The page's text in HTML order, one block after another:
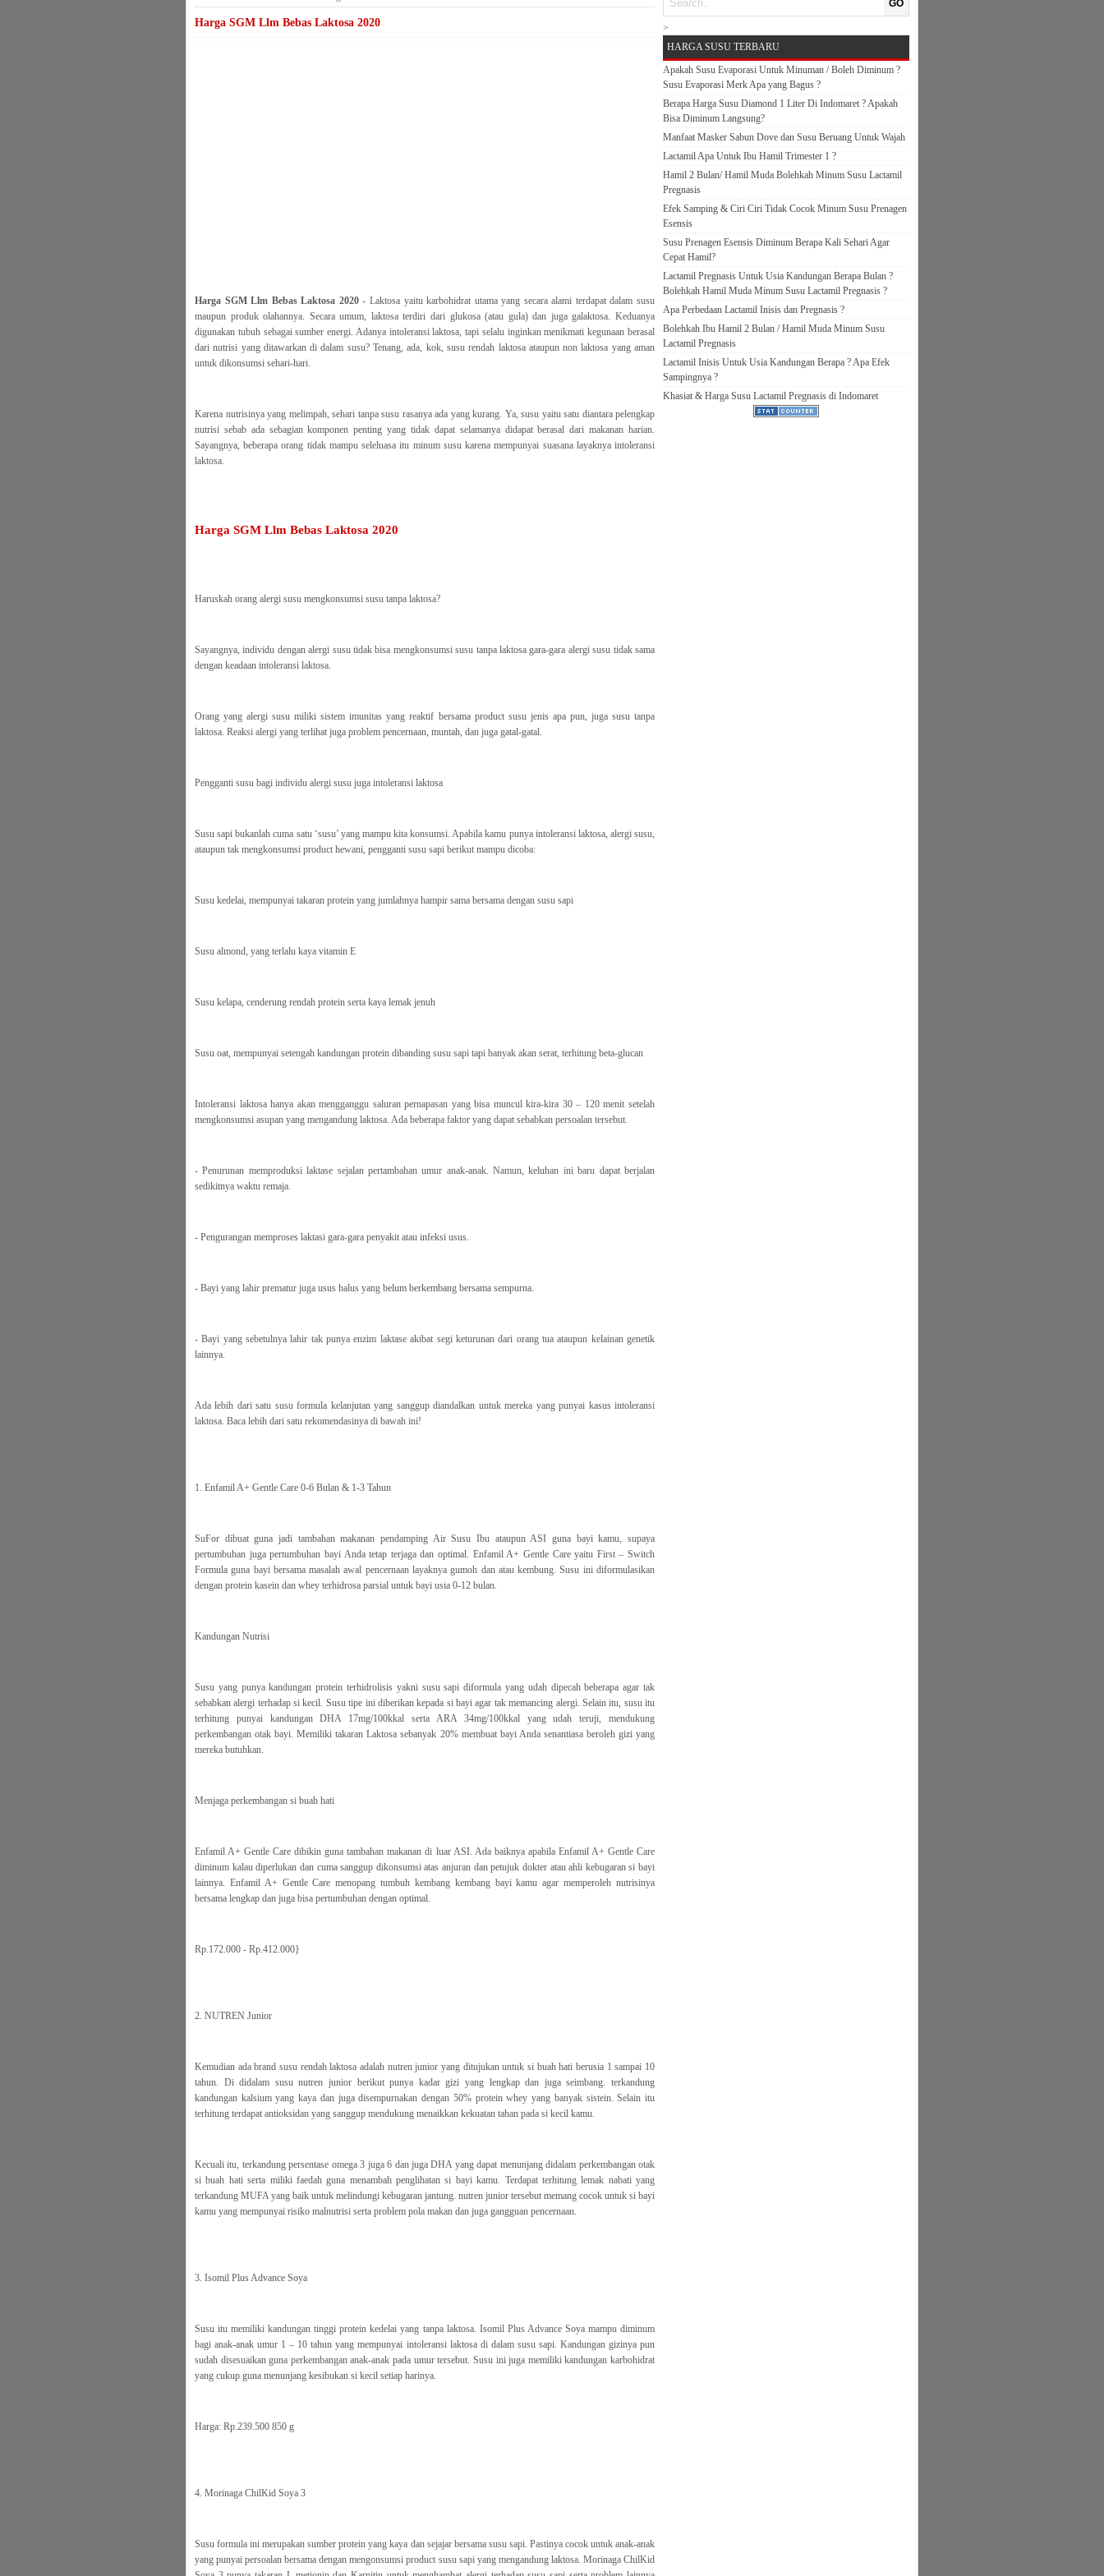
Harga SGM Llm Bebas Laktosa 2020
Harga SGM Llm Bebas Laktosa 2020- Laktosa yaitu karbohidrat utama yang secara alami terdapat dalam susu
maupun produk olahannya. Secara umum, laktosa terdiri dari glukosa (atau gula) dan juga galaktosa. Keduanya
digunakan tubuh sebagai sumber energi. Adanya intoleransi laktosa, tapi selalu inginkan menikmati kegunaan berasal
dari nutrisi yang ditawarkan di dalam susu? Tenang, ada, kok, susu rendah laktosa ataupun non laktosa yang aman
untuk dikonsumsi sehari-hari.
Karena nutrisinya yang melimpah, sehari tanpa susu rasanya ada yang kurang. Ya, susu yaitu satu diantara pelengkap
nutrisi sebab ada sebagian komponen penting yang tidak dapat selamanya didapat berasal dari makanan harian.
Sayangnya, beberapa orang tidak mampu seleluasa itu minum susu karena mempunyai suasana layaknya intoleransi
laktosa.
Harga SGM Llm Bebas Laktosa 2020
Haruskah orang alergi susu mengkonsumsi susu tanpa laktosa?
Sayangnya, individu dengan alergi susu tidak bisa mengkonsumsi susu tanpa laktosa gara-gara alergi susu tidak sama
dengan keadaan intoleransi laktosa.
Orang yang alergi susu miliki sistem imunitas yang reaktif bersama product susu jenis apa pun, juga susu tanpa
laktosa. Reaksi alergi yang terlihat juga problem pencernaan, muntah, dan juga gatal-gatal.
Pengganti susu bagi individu alergi susu juga intoleransi laktosa
Susu sapi bukanlah cuma satu ‘susu’ yang mampu kita konsumsi. Apabila kamu punya intoleransi laktosa, alergi susu,
ataupun tak mengkonsumsi product hewani, pengganti susu sapi berikut mampu dicoba:
Susu kedelai, mempunyai takaran protein yang jumlahnya hampir sama bersama dengan susu sapi
Susu almond, yang terlalu kaya vitamin E
Susu kelapa, cenderung rendah protein serta kaya lemak jenuh
Susu oat, mempunyai setengah kandungan protein dibanding susu sapi tapi banyak akan serat, terhitung beta-glucan
Intoleransi laktosa hanya akan mengganggu saluran pernapasan yang bisa muncul kira-kira 30 – 120 menit setelah
mengkonsumsi asupan yang mengandung laktosa. Ada beberapa faktor yang dapat sebabkan persoalan tersebut.
- Penurunan memproduksi laktase sejalan pertambahan umur anak-anak. Namun, keluhan ini baru dapat berjalan
sedikitnya waktu remaja.
- Pengurangan memproses laktasi gara-gara penyakit atau infeksi usus.
- Bayi yang lahir prematur juga usus halus yang belum berkembang bersama sempurna.
- Bayi yang sebetulnya lahir tak punya enzim laktase akibat segi keturunan dari orang tua ataupun kelainan genetik
lainnya.
Ada lebih dari satu susu formula kelanjutan yang sanggup diandalkan untuk mereka yang punyai kasus intoleransi
laktosa. Baca lebih dari satu rekomendasinya di bawah ini!
1. Enfamil A+ Gentle Care 0-6 Bulan & 1-3 Tahun
SuFor dibuat guna jadi tambahan makanan pendamping Air Susu Ibu ataupun ASI guna bayi kamu, supaya
pertumbuhan juga pertumbuhan bayi Anda tetap terjaga dan optimal. Enfamil A+ Gentle Care yaitu First – Switch
Formula guna bayi bersama masalah awal pencernaan layaknya gumoh dan atau kembung. Susu ini diformulasikan
dengan protein kasein dan whey terhidrosa parsial untuk bayi usia 0-12 bulan.
Kandungan Nutrisi
Susu yang punya kandungan protein terhidrolisis yakni susu sapi diformula yang udah dipecah beberapa agar tak
sebabkan alergi terhadap si kecil. Susu tipe ini diberikan kepada si bayi agar tak memancing alergi. Selain itu, susu itu
terhitung punyai kandungan DHA 17mg/100kkal serta ARA 34mg/100kkal yang udah teruji, mendukung
perkembangan otak bayi. Memiliki takaran Laktosa sebanyak 20% membuat bayi Anda senantiasa beroleh gizi yang
mereka butuhkan.
Menjaga perkembangan si buah hati
Enfamil A+ Gentle Care dibikin guna tambahan makanan di luar ASI. Ada baiknya apabila Enfamil A+ Gentle Care
diminum kalau diperlukan dan cuma sanggup dikonsumsi atas anjuran dan petujuk dokter atau ahli kebugaran si bayi
lainnya. Enfamil A+ Gentle Care menopang tumbuh kembang kembang bayi kamu agar memperoleh nutrisinya
bersama lengkap dan juga bisa pertumbuhan dengan optimal.
Rp.172.000 - Rp.412.000}
2. NUTREN Junior
Kemudian ada brand susu rendah laktosa adalah nutren junior yang ditujukan untuk si buah hati berusia 1 sampai 10
tahun. Di didalam susu nutren junior berikut punya kadar gizi yang lengkap dan juga seimbang. terkandung
kandungan kalsium yang kaya dan juga disempurnakan dengan 50% protein whey yang banyak sistein. Selain itu
terhitung terdapat antioksidan yang sanggup mendukung menaikkan kekuatan tahan pada si kecil kamu.
Kecuali itu, terkandung persentase omega 3 juga 6 dan juga DHA yang dapat menunjang didalam perkembangan otak
si buah hati serta miliki faedah guna menambah penglihatan si bayi kamu. Terdapat terhitung lemak nabati yang
terkandung MUFA yang baik untuk melindungi kebugaran jantung. nutren junior tersebut memang cocok untuk si bayi
kamu yang mempunyai risiko malnutrisi serta problem pola makan dan juga gangguan pencernaan.
3. Isomil Plus Advance Soya
Susu itu memiliki kandungan tinggi protein kedelai yang tanpa laktosa. Isomil Plus Advance Soya mampu diminum
bagi anak-anak umur 1 – 10 tahun yang mempunyai intoleransi laktosa di dalam susu sapi. Kandungan gizinya pun
sudah disesuaikan guna perkembangan anak-anak pada umur tersebut. Susu ini juga memiliki kandungan karbohidrat
yang cukup guna menunjang kesibukan si kecil setiap harinya.
Harga: Rp.239.500 850 g
4. Morinaga ChilKid Soya 3
Susu formula ini merupakan sumber protein yang kaya dan sejajar bersama susu sapi. Pastinya cocok untuk anak-anak
yang punyai persoalan bersama dengan mengonsumsi product susu sapi yang mengandung laktosa. Morinaga ChilKid
GO
>
HARGA SUSU TERBARU
Apakah Susu Evaporasi Untuk Minuman / Boleh Diminum ?
Susu Evaporasi Merk Apa yang Bagus ?
Berapa Harga Susu Diamond 1 Liter Di Indomaret ? Apakah
Bisa Diminum Langsung?
Manfaat Masker Sabun Dove dan Susu Beruang Untuk Wajah
Lactamil Apa Untuk Ibu Hamil Trimester 1 ?
Hamil 2 Bulan/ Hamil Muda Bolehkah Minum Susu Lactamil
Pregnasis
Efek Samping & Ciri Ciri Tidak Cocok Minum Susu Prenagen
Esensis
Susu Prenagen Esensis Diminum Berapa Kali Sehari Agar
Cepat Hamil?
Lactamil Pregnasis Untuk Usia Kandungan Berapa Bulan ?
Bolehkah Hamil Muda Minum Susu Lactamil Pregnasis ?
Apa Perbedaan Lactamil Inisis dan Pregnasis ?
Bolehkah Ibu Hamil 2 Bulan / Hamil Muda Minum Susu
Lactamil Pregnasis
Lactamil Inisis Untuk Usia Kandungan Berapa ? Apa Efek
Sampingnya ?
Khasiat & Harga Susu Lactamil Pregnasis di Indomaret